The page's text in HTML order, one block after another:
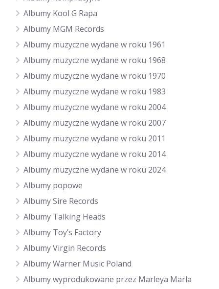
Albumy Kool G Rapa
Albumy MGM Records
Albumy muzyczne wydane w roku 1961
Albumy muzyczne wydane w roku 1968
Albumy muzyczne wydane w roku 1970
Albumy muzyczne wydane w roku 1983
Albumy muzyczne wydane w roku 2004
Albumy muzyczne wydane w roku 2007
Albumy muzyczne wydane w roku 2011
Albumy muzyczne wydane w roku 2014
Albumy muzyczne wydane w roku 2024
Albumy popowe
Albumy Sire Records
Albumy Talking Heads
Albumy Toy’s Factory
Albumy Virgin Records
Albumy Warner Music Poland
Albumy wyprodukowane przez Marleya Marla